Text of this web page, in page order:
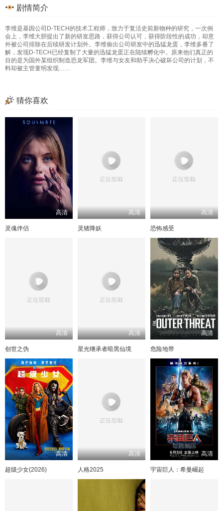
剧情简介
李维是基因公司D-TECH的技术工程师，致力于复活史前新物种的研究，一次例
会上，李维大胆提出了新的研发思路，获得公司认可，获得阶段性的成功，却意
外被公司排除在后续研发计划外。李维偷出公司研发中的迅猛龙蛋，李维多番了
解，发现D-TECH已经复制了大量的迅猛龙蛋正在陆续孵化中。原来他们真正的
目的是为国外某组织制造恐龙军团。李维与女友和助手决心破坏公司的计划，不
料却被主管童明发现……
猜你喜欢
高清
灵魂伴侣
高清
灵猪降妖
高清
恐怖感受
高清
创世之伪
高清
星光继承者暗黑仙境
高清
危险地带
高清
超级少女(2026)
高清
人格2025
高清
宇宙巨人：希曼崛起